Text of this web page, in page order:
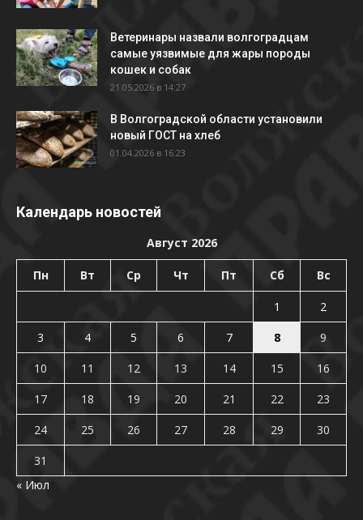
Ветеринары назвали волгоградцам
самые уязвимые для жары породы
кошек и собак
21.05.2026 в 14:27
В Волгоградской области установили
новый ГОСТ на хлеб
01.04.2026 в 16:23
Календарь новостей
Август 2026
Пн Вт Ср Чт Пт Сб Вс
1
2
3
4 5 6 7 8
9
10
11 12 13 14 15
16
17
18 19 20 21 22
23
24
25 26 27 28 29
30
31
« Июл